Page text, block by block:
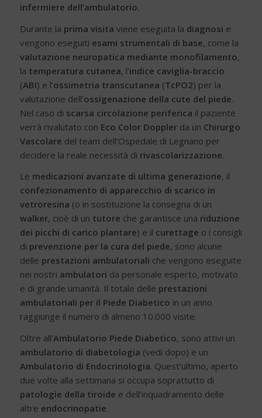
infermiere dell’ambulatorio.
Durante la prima visita viene eseguita la diagnosi e
vengono eseguiti esami strumentali di base, come la
valutazione neuropatica mediante monofilamento,
la temperatura cutanea, l’indice caviglia-braccio
(ABI) e l’ossimetria transcutanea (TcPO2) per la
valutazione dell’ossigenazione della cute del piede.
Nel caso di scarsa circolazione periferica il paziente
verrà rivalutato con Eco Color Dopplerda un Chirurgo
Vascolare del team dell’Ospedale di Legnano per
decidere la reale necessità di rivascolarizzazione.
Le medicazioni avanzate di ultima generazione, il
confezionamento di apparecchio di scarico in
vetroresina (o in sostituzione la consegna di un
walker, cioè di un tutore che garantisce una riduzione
dei picchi di carico plantare) e il curettage o i consigli
di prevenzione per la cura del piede, sono alcune
delle prestazioni ambulatoriali che vengono eseguite
nei nostri ambulatori da personale esperto, motivato
e di grande umanità. Il totale delle prestazioni
ambulatoriali per il Piede Diabetico in un anno
raggiunge il numero di almeno 10.000 visite.
Oltre all’Ambulatorio Piede Diabetico, sono attivi un
ambulatorio di diabetologia (vedi dopo) e un
Ambulatorio di Endocrinologia. Quest’ultimo, aperto
due volte alla settimana si occupa soprattutto di
patologie della tiroide e dell’inquadramento delle
altre endocrinopatie.